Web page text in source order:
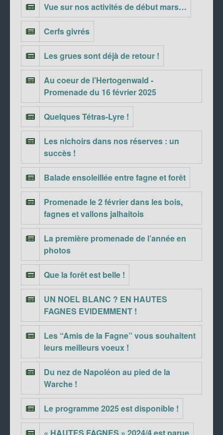
Vue sur nos activités de début mars…
Cerfs givrés
Les grues sont déjà de retour !
Au coeur de l’Hertogenwald -
Promenade du 16 février 2025
Quelques Tétras-Lyre !
Les nichoirs dans nos réserves : un
succès !
Balade ensoleillée entre fagne et forêt
Promenade le 2 février dans les bois,
fagnes et vallons jalhaitois
La première promenade de l’année en
photos
Que la forêt est belle !
UN NOEL BLANC ? EN HAUTES
FAGNES EVIDEMMENT !
Les “Amis de la Fagne” vous souhaitent
leurs meilleurs voeux !
Du nez de Napoléon au pied de la
Warche !
Le programme 2025 est disponible !
« HAUTES FAGNES » 2024/4 est parue